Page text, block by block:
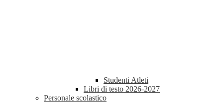
Studenti Atleti
Libri di testo 2026-2027
Personale scolastico